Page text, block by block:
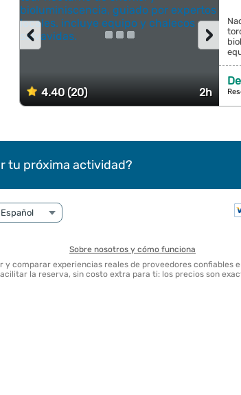
4.40 (20) 2h
›
‹
tu próxima actividad?
Sobre nosotros y cómo funciona
y comparar experiencias reales de proveedores confiables
la reserva, sin costo extra para ti: los precios son